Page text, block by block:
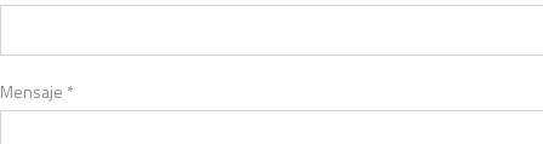
Mensaje *